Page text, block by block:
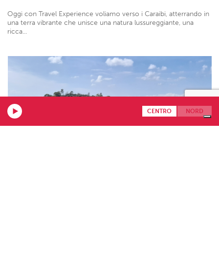
CENTRO NORD
Oggi con Travel Experience voliamo verso i Caraibi, atterrando in
una terra vibrante che unisce una natura lussureggiante, una
ricca...